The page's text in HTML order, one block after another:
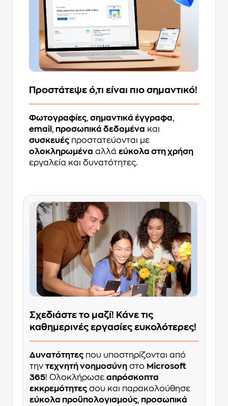
Προστάτεψε ό,τι είναι πιο σημαντικό!
Φωτογραφίες, σημαντικά έγγραφα,
email , προσωπικά δεδομένα και
συσκευές προστατεύονται με
ολοκληρωμένα αλλά εύκολα στη χρήση
εργαλεία και δυνατότητες.
Σχεδιάστε το μαζί! Κάνε τις
καθημερινές εργασίες ευκολότερες!
Δυνατότητες που υποστηρίζονται από
την τεχνητή νοημοσύνη στο Microsoft
365! Ολοκλήρωσε απρόσκοπτα
εκκρεμότητες σου και παρακολούθησε
εύκολα προϋπολογισμούς, προσωπικά